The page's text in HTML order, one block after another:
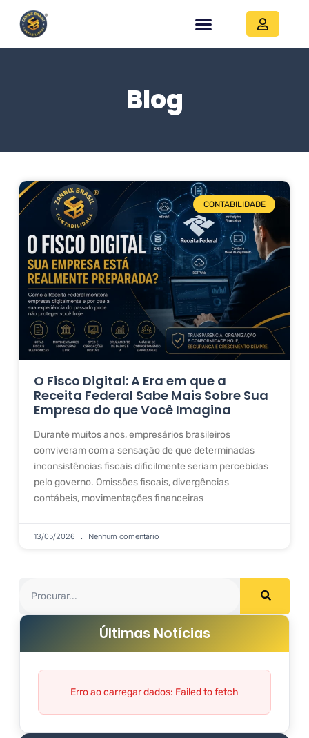
Blog
CONTABILIDADE
O Fisco Digital: A Era em que a
Receita Federal Sabe Mais Sobre Sua
Empresa do que Você Imagina
Durante muitos anos, empresários brasileiros
conviveram com a sensação de que determinadas
inconsistências fiscais dificilmente seriam percebidas
pelo governo. Omissões fiscais, divergências
contábeis, movimentações financeiras
13/05/2026 Nenhum comentário
Últimas Notícias
Erro ao carregar dados: Failed to fetch